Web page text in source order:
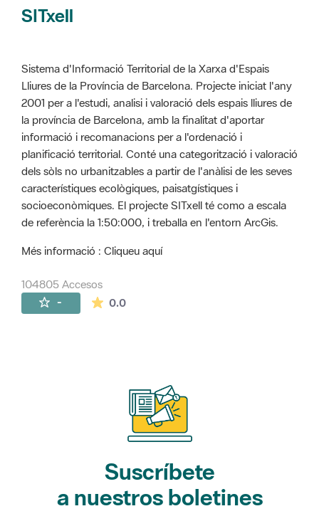
SITxell
Sistema d'Informació Territorial de la Xarxa d'Espais
Lliures de la Província de Barcelona. Projecte iniciat l'any
2001 per a l'estudi, analisi i valoració dels espais lliures de
la província de Barcelona, amb la finalitat d'aportar
informació i recomanacions per a l'ordenació i
planificació territorial. Conté una categorització i valoració
dels sòls no urbanitzables a partir de l'anàlisi de les seves
característiques ecològiques, paisatgístiques i
socioeconòmiques. El projecte SITxell té como a escala
de referència la 1:50:000, i treballa en l'entorn ArcGis.
Més informació : Cliqueu aquí
104805 Accesos
- 0.0La valoración media es de 0 estrellas de
Suscríbete
a nuestros boletines